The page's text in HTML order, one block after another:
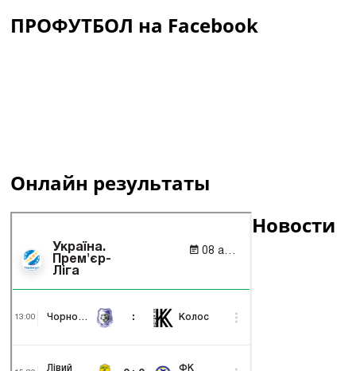
ПРОФУТБОЛ на Facebook
Онлайн результаты
Новости